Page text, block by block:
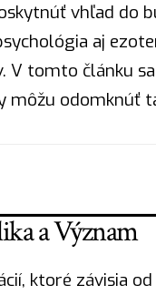
vhľad do
aj
. V tomto článku
môžu odomknúť
a Význam
ktoré závisia